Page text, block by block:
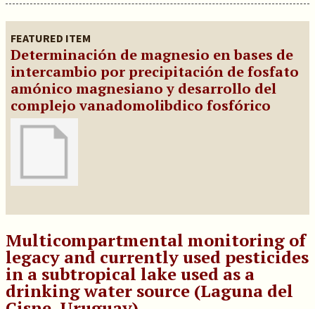
FEATURED ITEM
Determinación de magnesio en bases de
intercambio por precipitación de fosfato
amónico magnesiano y desarrollo del
complejo vanadomolibdico fosfórico
Multicompartmental monitoring of
legacy and currently used pesticides
in a subtropical lake used as a
drinking water source (Laguna del